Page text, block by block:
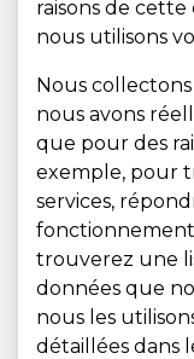
raisons de
nous utilisons
Nous
nous avons
que pour des
exemple, pour
services,
fonctionnement
trouverez une
données que
nous les
détaillées dans